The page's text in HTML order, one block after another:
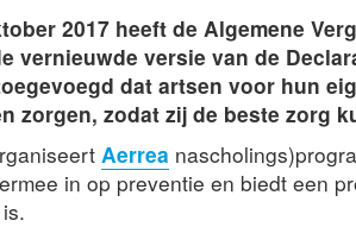
2017 heeft de Algemene
vernieuwde versie van de
dat artsen voor hun
zorgen, zodat zij de beste zorg
Aerrea
in op preventie en biedt een